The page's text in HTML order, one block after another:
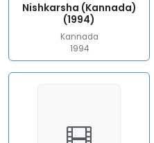
Nishkarsha (Kannada)
(1994)
Kannada
1994